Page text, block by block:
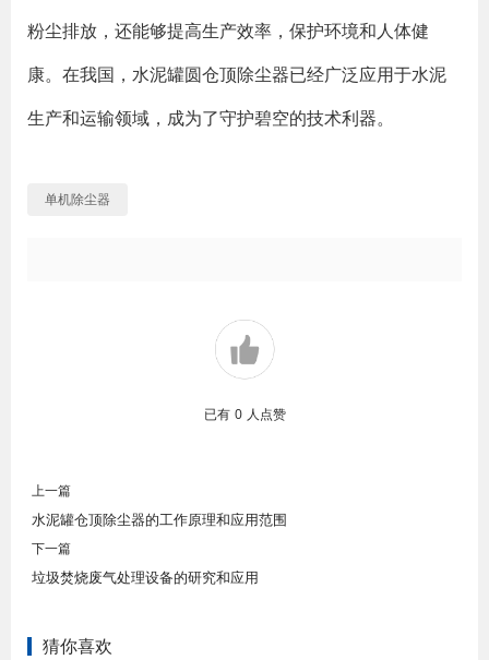
粉尘排放，还能够提高生产效率，保护环境和人体健
康。在我国，水泥罐圆仓顶除尘器已经广泛应用于水泥
生产和运输领域，成为了守护碧空的技术利器。
单机除尘器
已有 0 人点赞
上一篇
水泥罐仓顶除尘器的工作原理和应用范围
下一篇
垃圾焚烧废气处理设备的研究和应用
猜你喜欢